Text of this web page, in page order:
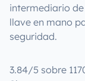
intermediario
llave en mano
seguridad.
3.84/5 sobre